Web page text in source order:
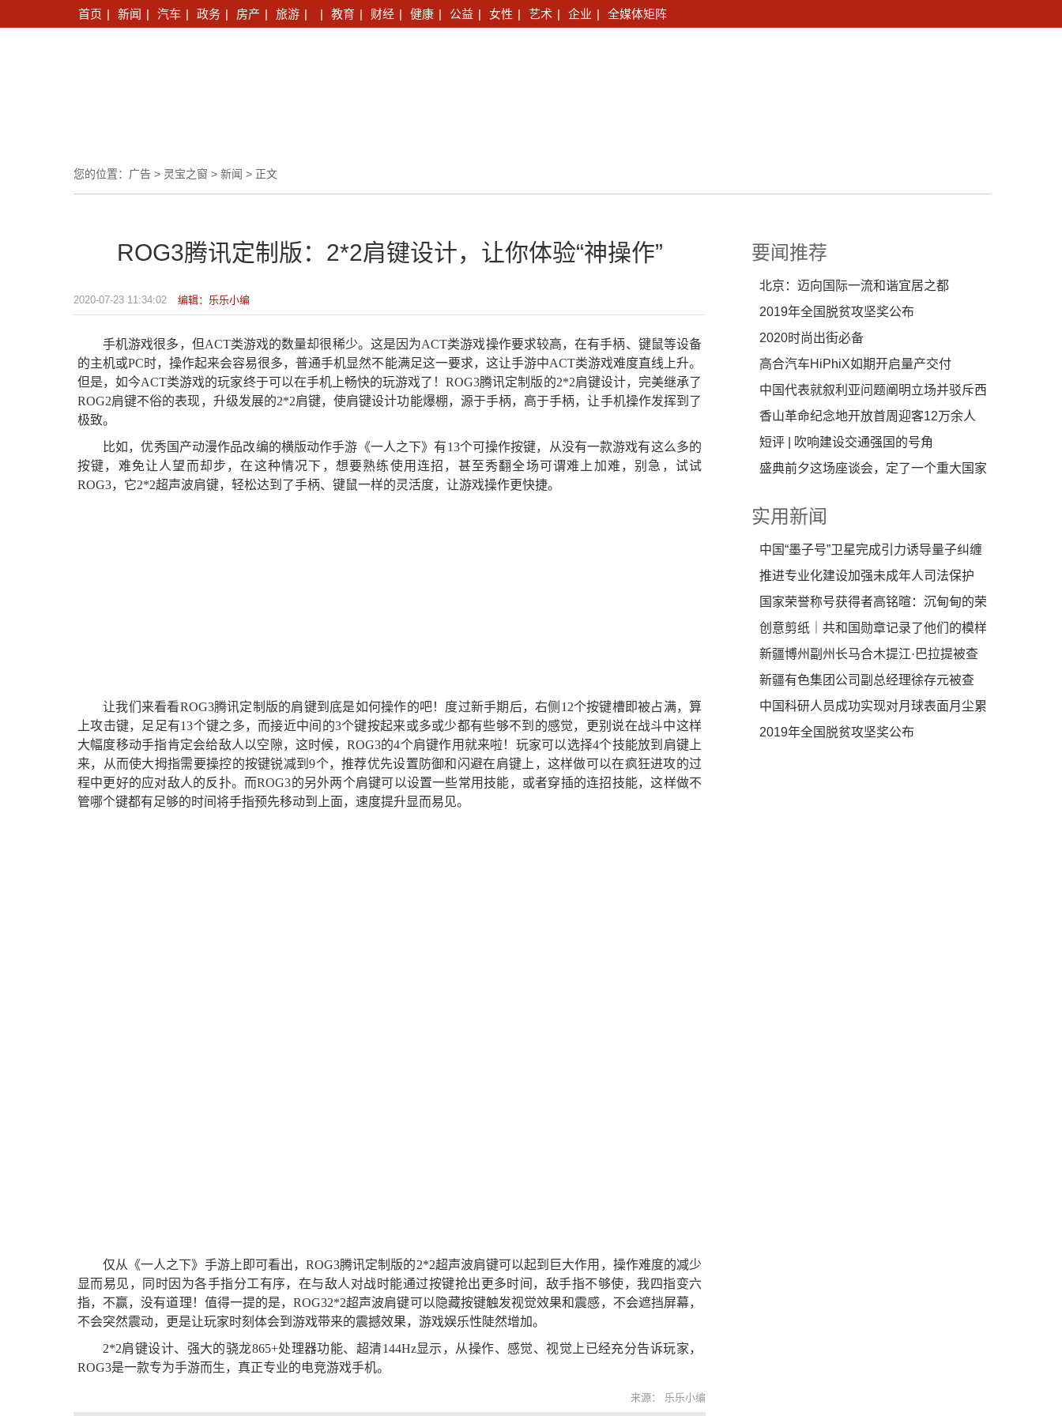
首页 | 新闻 | 汽车 | 政务 | 房产 | 旅游 | | 教育 | 财经 | 健康 | 公益 | 女性 | 艺术 | 企业 | 全媒体矩阵
您的位置： 广告 > 灵宝之窗 > 新闻 > 正文
ROG3腾讯定制版：2*2肩键设计，让你体验“神操作”
2020-07-23 11:34:02 编辑：乐乐小编
手机游戏很多，但ACT类游戏的数量却很稀少。这是因为ACT类游戏操作要求较高，在有手柄、键鼠等设备
的主机或PC时，操作起来会容易很多，普通手机显然不能满足这一要求，这让手游中ACT类游戏难度直线上升。
但是，如今ACT类游戏的玩家终于可以在手机上畅快的玩游戏了！ROG3腾讯定制版的2*2肩键设计，完美继承了
ROG2肩键不俗的表现，升级发展的2*2肩键，使肩键设计功能爆棚，源于手柄，高于手柄，让手机操作发挥到了
极致。
比如，优秀国产动漫作品改编的横版动作手游《一人之下》有13个可操作按键，从没有一款游戏有这么多的
按键，难免让人望而却步，在这种情况下，想要熟练使用连招，甚至秀翻全场可谓难上加难，别急，试试
ROG3，它2*2超声波肩键，轻松达到了手柄、键鼠一样的灵活度，让游戏操作更快捷。
让我们来看看ROG3腾讯定制版的肩键到底是如何操作的吧！度过新手期后，右侧12个按键槽即被占满，算
上攻击键，足足有13个键之多，而接近中间的3个键按起来或多或少都有些够不到的感觉，更别说在战斗中这样
大幅度移动手指肯定会给敌人以空隙，这时候，ROG3的4个肩键作用就来啦！玩家可以选择4个技能放到肩键上
来，从而使大拇指需要操控的按键锐减到9个，推荐优先设置防御和闪避在肩键上，这样做可以在疯狂进攻的过
程中更好的应对敌人的反扑。而ROG3的另外两个肩键可以设置一些常用技能，或者穿插的连招技能，这样做不
管哪个键都有足够的时间将手指预先移动到上面，速度提升显而易见。
仅从《一人之下》手游上即可看出，ROG3腾讯定制版的2*2超声波肩键可以起到巨大作用，操作难度的减少
显而易见，同时因为各手指分工有序，在与敌人对战时能通过按键抢出更多时间，敌手指不够使，我四指变六
指，不赢，没有道理！值得一提的是，ROG32*2超声波肩键可以隐藏按键触发视觉效果和震感，不会遮挡屏幕，
不会突然震动，更是让玩家时刻体会到游戏带来的震撼效果，游戏娱乐性陡然增加。
2*2肩键设计、强大的骁龙865+处理器功能、超清144Hz显示，从操作、感觉、视觉上已经充分告诉玩家，
ROG3是一款专为手游而生，真正专业的电竞游戏手机。
来源： 乐乐小编
要闻推荐
北京：迈向国际一流和谐宜居之都
2019年全国脱贫攻坚奖公布
2020时尚出街必备
高合汽车HiPhiX如期开启量产交付
中国代表就叙利亚问题阐明立场并驳斥西
方国家指责
香山革命纪念地开放首周迎客12万余人
将开启网上预约
短评 | 吹响建设交通强国的号角
盛典前夕这场座谈会，定了一个重大国家
实用新闻
中国“墨子号”卫星完成引力诱导量子纠缠
退相干理论检
推进专业化建设加强未成年人司法保护
国家荣誉称号获得者高铭暄：沉甸甸的荣
誉对法学界是个
创意剪纸｜共和国勋章记录了他们的模样
新疆博州副州长马合木提江·巴拉提被查
新疆有色集团公司副总经理徐存元被查
中国科研人员成功实现对月球表面月尘累
积质量的测量
2019年全国脱贫攻坚奖公布